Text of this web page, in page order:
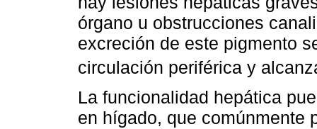
órgano u obstrucciones
excreción de este pigmento
circulación periférica y
La funcionalidad hepática
en hígado, que comúnmente